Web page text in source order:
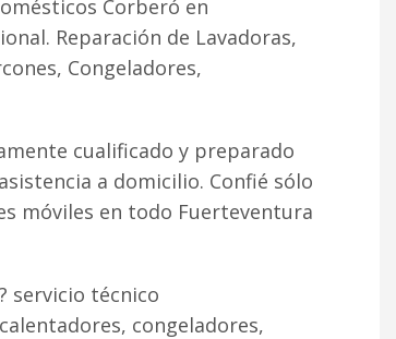
Corberó en
Reparación de Lavadoras,
Congeladores,
cualificado y preparado
a domicilio. Confié sólo
móviles en todo Fuerteventura
servicio técnico
congeladores,